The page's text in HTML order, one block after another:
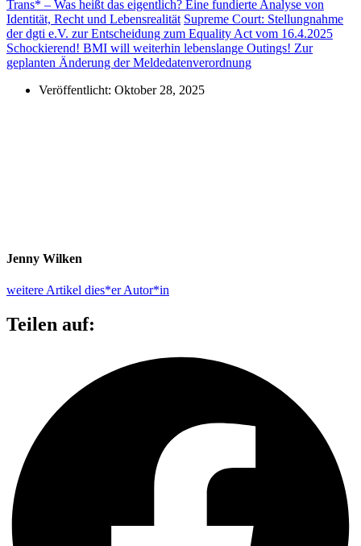
Trans* – Was heißt das eigentlich? Eine fundierte Analyse von
Identität, Recht und Lebensrealität Supreme Court: Stellungnahme
der dgti e.V. zur Entscheidung zum Equality Act vom 16.4.2025
Schockierend! BMI will weiterhin lebenslange Outings! Zur
geplanten Änderung der Meldedatenverordnung
Veröffentlicht: Oktober 28, 2025
Jenny Wilken
weitere Artikel dies*er Autor*in
Teilen auf: